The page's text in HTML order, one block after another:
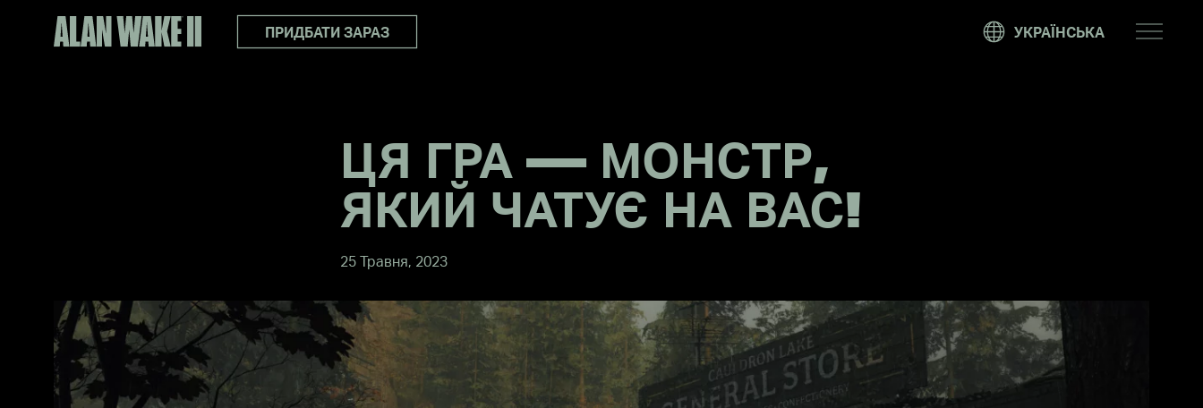
ПРИДБАТИ ЗАРАЗ CHANGE
УКРАЇНСЬКА
ЦЯ ГРА — МОНСТР,
ЯКИЙ ЧАТУЄ НА ВАС!
25 Травня, 2023